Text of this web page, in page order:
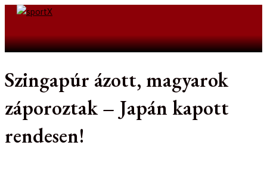
Skip
Szingapúr ázott, magyarok
záporoztak – Japán kapott
rendesen!